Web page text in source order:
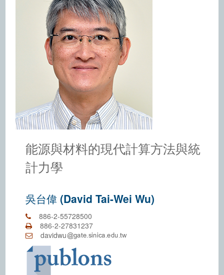
能源與材料的現代計算方法與統
計力學
吳台偉 (David Tai-Wei Wu)
886-2-55728500
886-2-27831237
davidwu